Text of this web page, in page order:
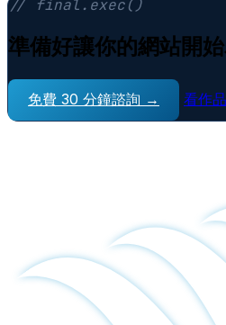
// final.exec()
準備好讓你的網站開
免費 30 分鐘諮詢 → 看作品